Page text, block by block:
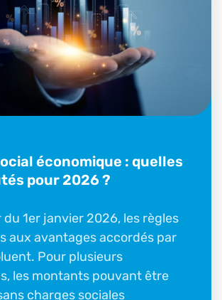
économique : quelles
pour 2026 ?
1er janvier 2026, les règles
aux avantages accordés par
Pour plusieurs
les montants pouvant être
charges sociales